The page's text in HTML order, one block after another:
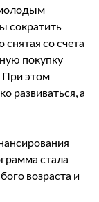
сократить
со счета
покупку
При этом
развиваться, а
стала
возраста и